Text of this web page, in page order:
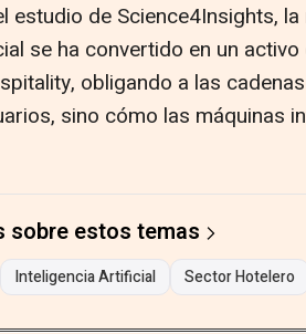
estudio de Science4Insights,
se ha convertido en un
obligando a las
sino cómo las máquinas
sobre estos temas
Inteligencia Artificial Sector Hotelero